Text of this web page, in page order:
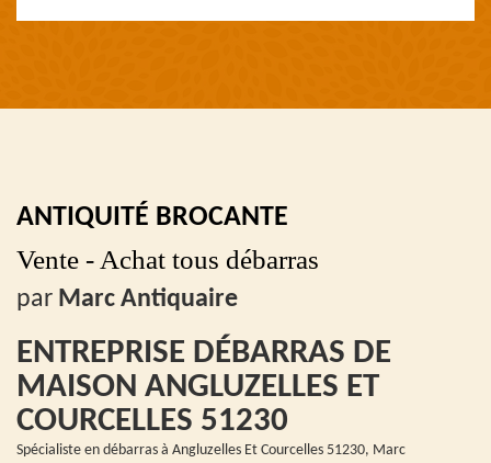
ANTIQUITÉ BROCANTE
Vente - Achat tous débarras
par Marc Antiquaire
ENTREPRISE DÉBARRAS DE
MAISON ANGLUZELLES ET
COURCELLES 51230
Spécialiste en débarras à Angluzelles Et Courcelles 51230, Marc